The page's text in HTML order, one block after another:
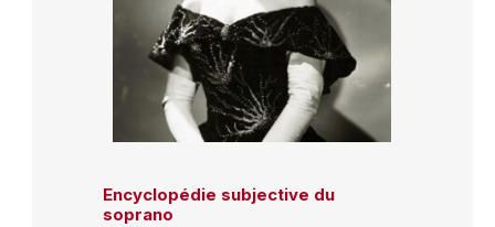
Encyclopédie subjective du
soprano